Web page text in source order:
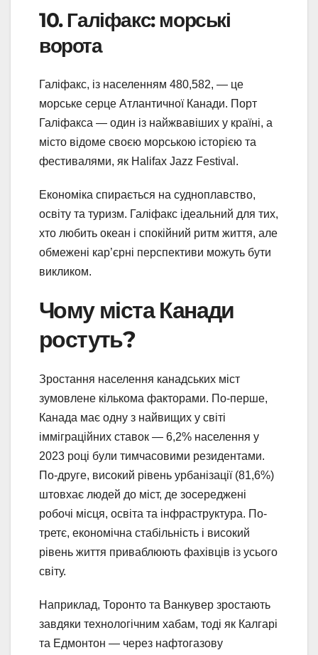
10. Галіфакс: морські
ворота
Галіфакс, із населенням 480,582, — це
морське серце Атлантичної Канади. Порт
Галіфакса — один із найжвавіших у країні, а
місто відоме своєю морською історією та
фестивалями, як Halifax Jazz Festival.
Економіка спирається на судноплавство,
освіту та туризм. Галіфакс ідеальний для тих,
хто любить океан і спокійний ритм життя, але
обмежені кар’єрні перспективи можуть бути
викликом.
Чому міста Канади
ростуть?
Зростання населення канадських міст
зумовлене кількома факторами. По-перше,
Канада має одну з найвищих у світі
імміграційних ставок — 6,2% населення у
2023 році були тимчасовими резидентами.
По-друге, високий рівень урбанізації (81,6%)
штовхає людей до міст, де зосереджені
робочі місця, освіта та інфраструктура. По-
третє, економічна стабільність і високий
рівень життя приваблюють фахівців із усього
світу.
Наприклад, Торонто та Ванкувер зростають
завдяки технологічним хабам, тоді як Калгарі
та Едмонтон — через нафтогазову